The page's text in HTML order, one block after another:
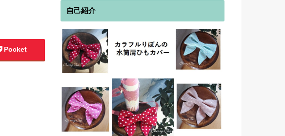
Pocket
自己紹介